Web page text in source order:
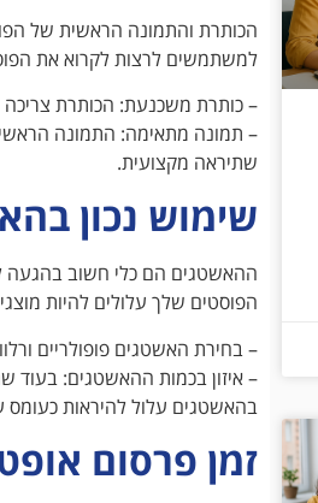
הכותרת והתמונה הראשית של
למשתמשים לרצות לקרוא את
– כותרת משכנעת: הכותרת צריכה
– תמונה מתאימה: התמונה הראשית
שתיראה מקצועית.
שימוש נכון
ההאשטגים הם כלי חשוב בהגעה
הפוסטים שלך עלולים להיות
– בחירת האשטגים פופולריים
– איזון בכמות ההאשטגים: בעוד
בהאשטגים עלול להיראות
זמן פרסום